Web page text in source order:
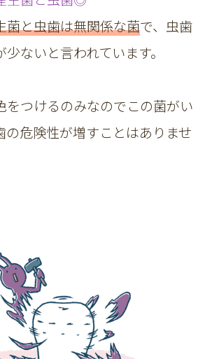
菌と虫歯は無関係な菌で、虫歯
ないと言われています。
をつけるのみなのでこの菌がい
の危険性が増すことはありませ